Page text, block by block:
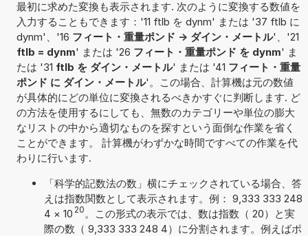
最初に求めた変換も表示されます. 次のように変換する数値を
入力することもできます：'11 ftlb を dynm' または '37 ftlb に
dynm'、'16 フィート・重量ポンド -> ダイン・メートル'、'21
ftlb = dynm' または '26 フィート・重量ポンド を dynm' ま
たは '31 ftlb を ダイン・メートル' または '41 フィート・重量
ポンド に ダイン・メートル'。この場合、計算機は元の数値
が具体的にどの単位に変換されるべきかすぐに判断します. ど
の方法を使用するにしても、無数のカテゴリーや単位の膨大
なリストの中から適切なものを探すという面倒な作業を省く
ことができます。 計算機がわずかな時間ですべての作業を代
わりに行います.
「科学的記数法の数」横にチェックされている場合、答
えは指数関数として表示されます。例： 9,333 333 248
4 × 10 20 。この形式の表示では、数は指数（ 20）と実
際の数（ 9,333 333 248 4）に分割されます。例えばポ